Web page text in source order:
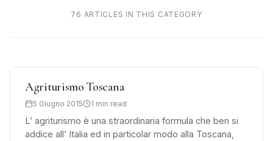
76 ARTICLES IN THIS CATEGORY
Agriturismo Toscana
5 Giugno 2015 1 min read
L’ agriturismo è una straordinaria formula che ben si
addice all’ Italia ed in particolar modo alla Toscana,